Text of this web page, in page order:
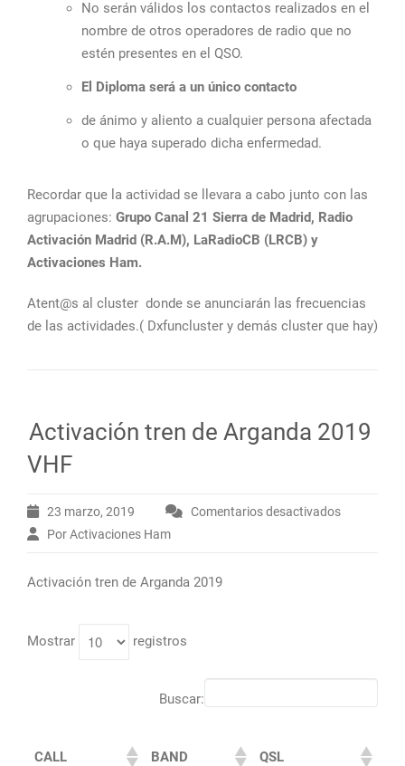
No serán válidos los contactos realizados en el
nombre de otros operadores de radio que no
estén presentes en el QSO.
El Diploma será a un único contacto
de ánimo y aliento a cualquier persona afectada
o que haya superado dicha enfermedad.
Recordar que la actividad se llevara a cabo junto con las
agrupaciones: Grupo Canal 21 Sierra de Madrid, Radio
Activación Madrid (R.A.M), LaRadioCB (LRCB) y
Activaciones Ham.
Atent@s al cluster donde se anunciarán las frecuencias
de las actividades.( Dxfuncluster y demás cluster que hay)
Activación tren de Arganda 2019
VHF
23 marzo, 2019 Comentarios desactivadosen
Por Activaciones Ham
Activación tren de Arganda 2019
Mostrar registros
Buscar:
CALL BAND QSL